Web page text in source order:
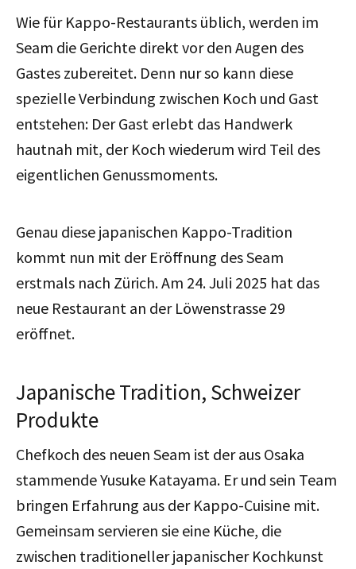
Wie für Kappo-Restaurants üblich, werden im
Seam die Gerichte direkt vor den Augen des
Gastes zubereitet. Denn nur so kann diese
spezielle Verbindung zwischen Koch und Gast
entstehen: Der Gast erlebt das Handwerk
hautnah mit, der Koch wiederum wird Teil des
eigentlichen Genussmoments.
Genau diese japanischen Kappo-Tradition
kommt nun mit der Eröffnung des Seam
erstmals nach Zürich. Am 24. Juli 2025 hat das
neue Restaurant an der Löwenstrasse 29
eröffnet.
Japanische Tradition, Schweizer
Produkte
Chefkoch des neuen Seam ist der aus Osaka
stammende Yusuke Katayama. Er und sein Team
bringen Erfahrung aus der Kappo-Cuisine mit.
Gemeinsam servieren sie eine Küche, die
zwischen traditioneller japanischer Kochkunst